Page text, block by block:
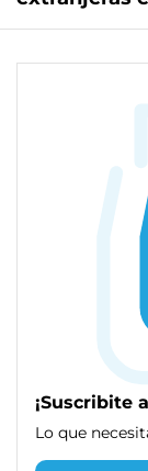
¡Suscribite
Lo que